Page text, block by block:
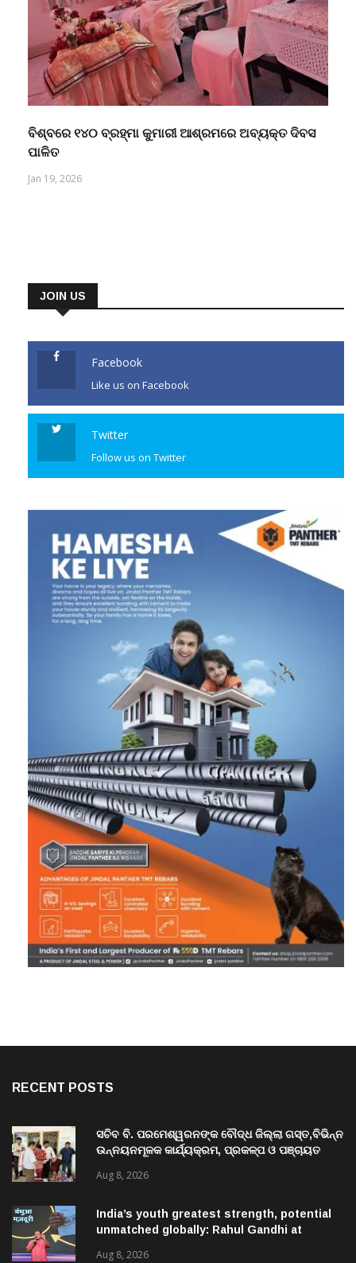
ବିଶ୍ବରେ ୧୪୦ ବ୍ରହ୍ମା କୁମାରୀ ଆଶ୍ରମରେ ଅବ୍ୟକ୍ତ ଦିବସ
ପାଳିତ
Jan 19, 2026
JOIN US
Facebook
Like us on Facebook
Twitter
Follow us on Twitter
RECENT POSTS
ସଚିବ ବି. ପରମେଶ୍ୱରନଙ୍କ ବୌଦ୍ଧ ଜିଲ୍ଲା ଗସ୍ତ,ବିଭିନ୍ନ
ଉନ୍ନୟନମୂଳକ କାର୍ଯ୍ୟକ୍ରମ, ପ୍ରକଳ୍ପ ଓ ପଞ୍ଚାୟତ
Aug 8, 2026
India’s youth greatest strength, potential
unmatched globally: Rahul Gandhi at
Aug 8, 2026